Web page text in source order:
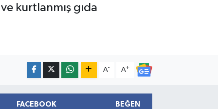
kurtlanmış gıda
A- A+
FACEBOOK BEĞEN